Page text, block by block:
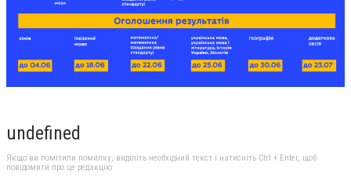
undefined
Якщо ви помітили помилку, виділіть необхідний текст і натисніть Ctrl + Enter, щоб
повідомити про це редакцію